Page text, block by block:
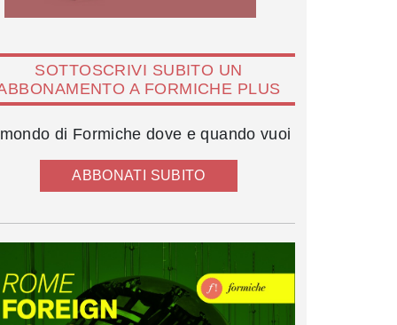
SOTTOSCRIVI SUBITO UN
A FORMICHE PLUS
di Formiche dove e quando vuoi
ABBONATI SUBITO